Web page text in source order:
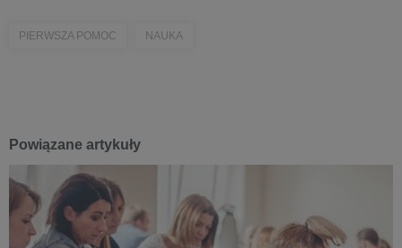
PIERWSZA POMOC NAUKA
Powiązane artykuły